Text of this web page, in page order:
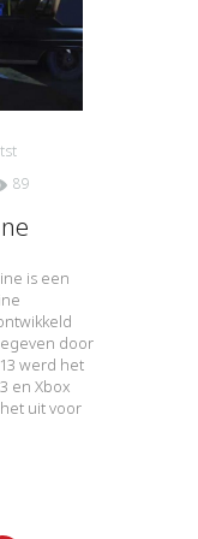
89
is een
door
werd het
en Xbox
uit voor